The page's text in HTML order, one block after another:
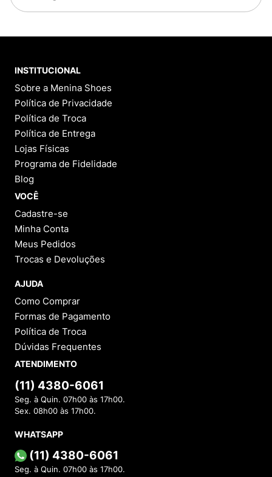
INSTITUCIONAL
Sobre a Menina Shoes
Política de Privacidade
Política de Troca
Política de Entrega
Lojas Físicas
Programa de Fidelidade
Blog
VOCÊ
Cadastre-se
Minha Conta
Meus Pedidos
Trocas e Devoluções
AJUDA
Como Comprar
Formas de Pagamento
Política de Troca
Dúvidas Frequentes
ATENDIMENTO
(11) 4380-6061
Seg. à Quin. 07h00 às 17h00.
Sex. 08h00 às 17h00.
WHATSAPP
(11) 4380-6061
Seg. à Quin. 07h00 às 17h00.